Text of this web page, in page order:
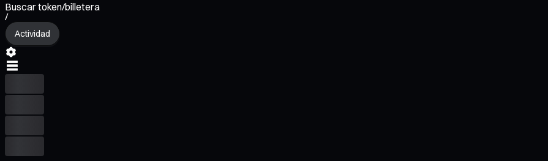
Buscar token/billetera
/
Actividad